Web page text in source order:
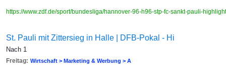
https://www.zdf.de/sport/bundesliga/hannover-96-h96-stp-fc-sankt-pauli-
St. Pauli mit Zittersieg in Halle | DFB-Pokal - Hi
Nach 1
Freitag: Wirtschaft > Marketing & Werbung > A